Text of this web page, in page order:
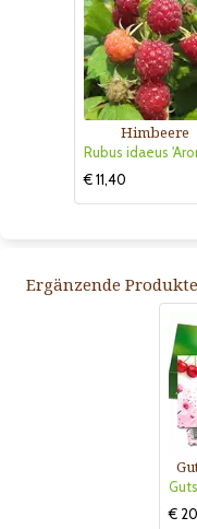
Himbeere
€ 11,40
Ergänzende
€